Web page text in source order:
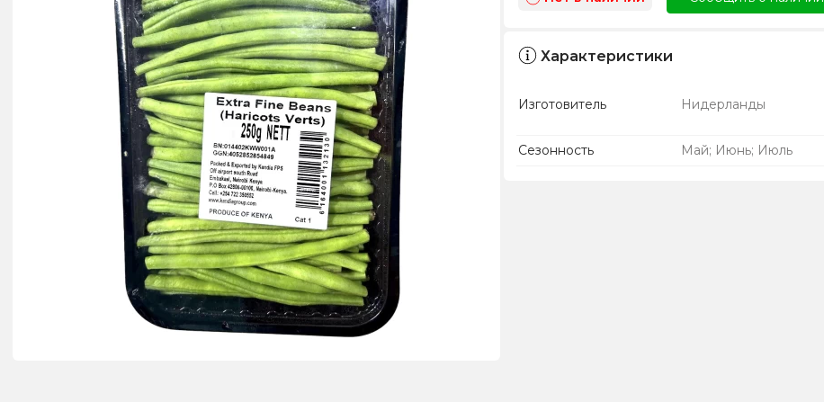
Характеристики
Изготовитель Нидерланды
Сезонность
Май; Июнь; Июль